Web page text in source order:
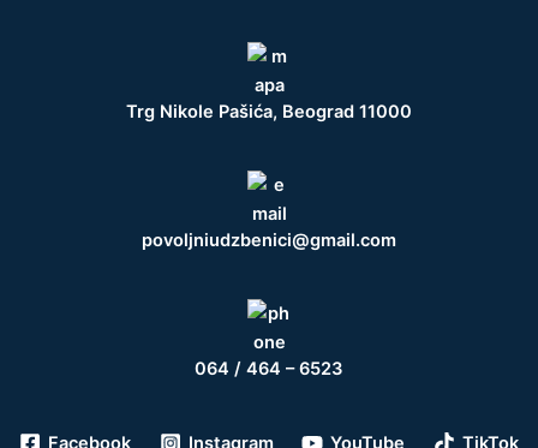
Trg Nikole Pašića, Beograd 11000
povoljniudzbenici@gmail.com
064 / 464 – 6523
Facebook Instagram YouTube TikTok